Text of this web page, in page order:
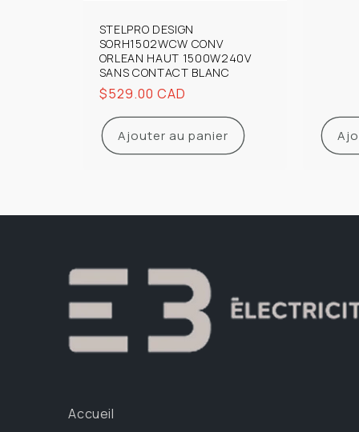
STELPRO DESIGN
SORH1502WCW CONV
ORLEAN HAUT 1500W240V
SANS CONTACT BLANC
Prix
habituel
$529.00 CAD
Ajouter au panier
Accueil